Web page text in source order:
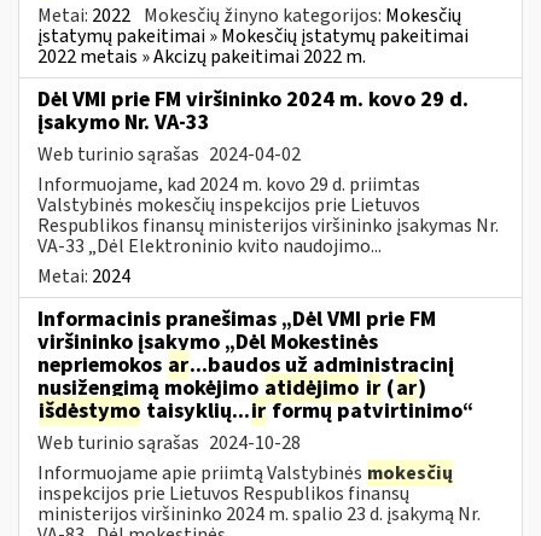
Metai: 2022 Mokesčių žinyno kategorijos: Mokesčių
įstatymų pakeitimai » Mokesčių įstatymų pakeitimai
2022 metais » Akcizų pakeitimai 2022 m.
Dėl VMI prie FM viršininko 2024 m. kovo 29 d.
įsakymo Nr. VA-33
Web turinio sąrašas 2024-04-02
Informuojame, kad 2024 m. kovo 29 d. priimtas
Valstybinės mokesčių inspekcijos prie Lietuvos
Respublikos finansų ministerijos viršininko įsakymas Nr.
VA-33 „Dėl Elektroninio kvito naudojimo...
Metai: 2024
Informacinis pranešimas „Dėl VMI prie FM
viršininko įsakymo „Dėl Mokestinės
nepriemokos ar...baudos už administracinį
nusižengimą mokėjimo atidėjimo ir (ar)
išdėstymo taisyklių...irformų patvirtinimo“
Web turinio sąrašas 2024-10-28
Informuojame apie priimtą Valstybinės mokesčių
inspekcijos prie Lietuvos Respublikos finansų
ministerijos viršininko 2024 m. spalio 23 d. įsakymą Nr.